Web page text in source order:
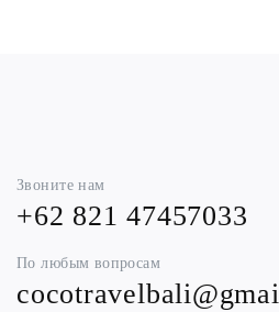
Звоните нам
+62 821 47457033
По любым вопросам